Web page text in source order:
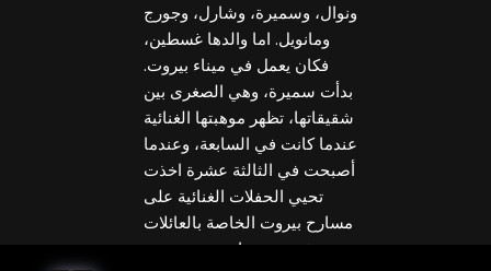
ونوال، وسميرة، وشارل، وجورج
ومانويل. اما والدها غسطين،
فكان يعمل في ميناء بيروت.
بدأت سميرة، وهي الصغرى بين
شقيقاتها، تظهر موهبتها الغنائية
عندما كانت في السابعة، وعندما
أصبحت في الثالثة عشرة اخذت
تحيي الحفلات الغنائية على
مسارح بيروت الخاصة بالعائلات
وفي مقدمها مسرح عجرم.